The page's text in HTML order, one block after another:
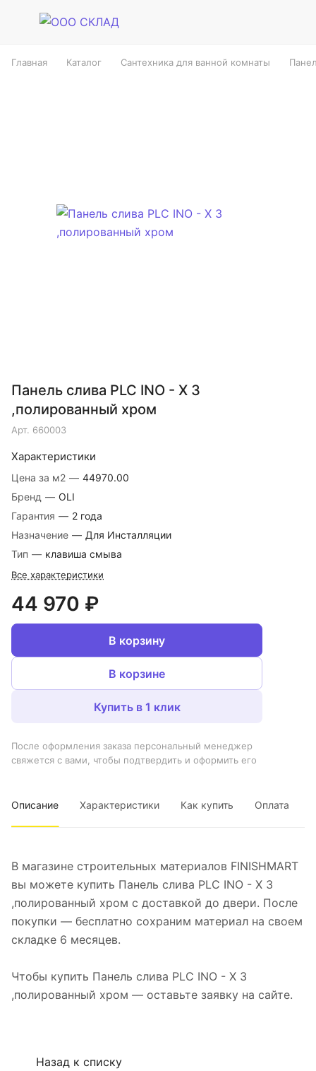
Главная Каталог Сантехника для ванной комнаты
Панель слива PLC INO - X 3
,полированный хром
Арт. 660003
Характеристики
Цена за м2 — 44970.00
Бренд — OLI
Гарантия — 2 года
Назначение — Для Инсталляции
Тип — клавиша смыва
Все характеристики
44 970 ₽
В корзину
В корзине
Купить в 1 клик
После оформления заказа персональный менеджер
свяжется с вами, чтобы подтвердить и оформить его
Описание Характеристики Как купить Оплата
В магазине строительных материалов FINISHMART
вы можете купить Панель слива PLC INO - X 3
,полированный хром с доставкой до двери. После
покупки — бесплатно сохраним материал на своем
складке 6 месяцев.
Чтобы купить Панель слива PLC INO - X 3
,полированный хром — оставьте заявку на сайте.
Назад к списку